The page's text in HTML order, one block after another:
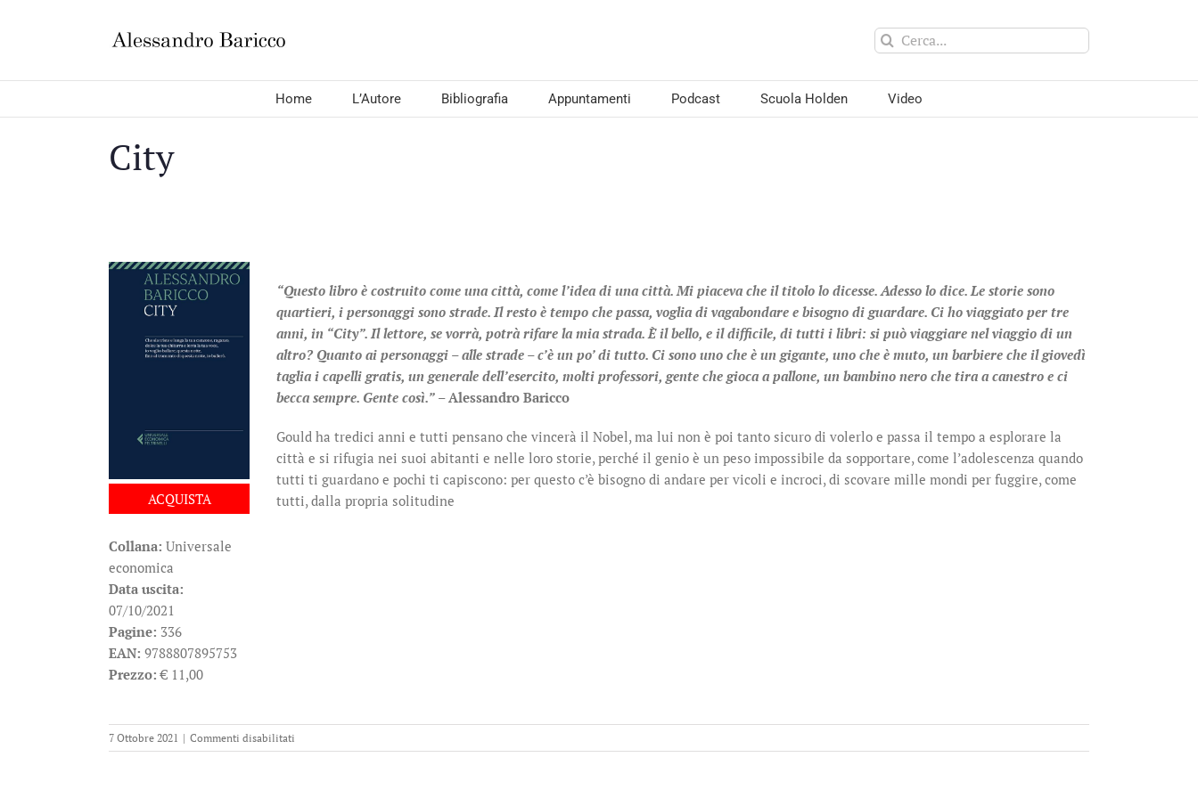
Cerca
per:
Home L’Autore Bibliografia Appuntamenti Podcast Scuola Holden Video
City
ACQUISTA
Collana: Universale
economica
Data uscita:
07/10/2021
Pagine: 336
EAN: 9788807895753
Prezzo: € 11,00
“Questo libro è costruito come una città, come l’idea di una città. Mi piaceva che il titolo lo dicesse. Adesso lo dice. Le storie sono
quartieri, i personaggi sono strade. Il resto è tempo che passa, voglia di vagabondare e bisogno di guardare. Ci ho viaggiato per tre
anni, in “City”. Il lettore, se vorrà, potrà rifare la mia strada. È il bello, e il difficile, di tutti i libri: si può viaggiare nel viaggio di un
altro? Quanto ai personaggi – alle strade – c’è un po’ di tutto. Ci sono uno che è un gigante, uno che è muto, un barbiere che il giovedì
taglia i capelli gratis, un generale dell’esercito, molti professori, gente che gioca a pallone, un bambino nero che tira a canestro e ci
becca sempre. Gente così.” – Alessandro Baricco
Gould ha tredici anni e tutti pensano che vincerà il Nobel, ma lui non è poi tanto sicuro di volerlo e passa il tempo a esplorare la
città e si rifugia nei suoi abitanti e nelle loro storie, perché il genio è un peso impossibile da sopportare, come l’adolescenza quando
tutti ti guardano e pochi ti capiscono: per questo c’è bisogno di andare per vicoli e incroci, di scovare mille mondi per fuggire, come
tutti, dalla propria solitudine
7 Ottobre 2021 | Commenti disabilitati
City